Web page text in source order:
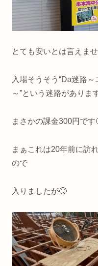
とても安いとは言えませ
入場そうそう“Da迷路
～”という迷路がありま
まさかの課金300円です
まぁこれは20年前に訪
ので
入りましたが🙄